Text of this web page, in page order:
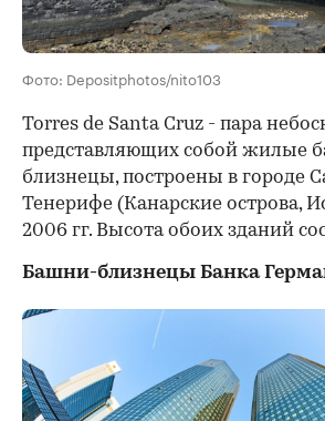
Фото: Depositphotos/nito103
Torres de Santa Cruz - пара
представляющих собой жилые
близнецы, построены в городе
Тенерифе (Канарские острова,
2006 гг. Высота обоих зданий
Башни-близнецы Банка